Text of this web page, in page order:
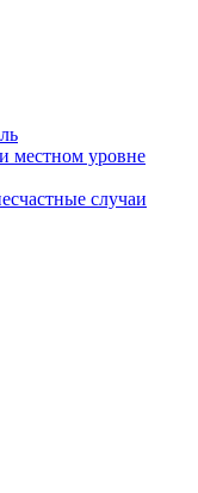
местном уровне
случаи